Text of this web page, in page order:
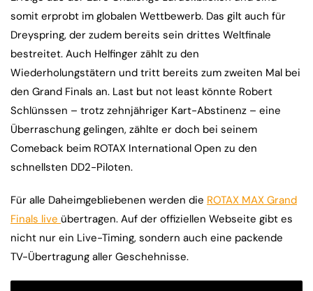
somit erprobt im globalen Wettbewerb. Das gilt auch für
Dreyspring, der zudem bereits sein drittes Weltfinale
bestreitet. Auch Helfinger zählt zu den
Wiederholungstätern und tritt bereits zum zweiten Mal bei
den Grand Finals an. Last but not least könnte Robert
Schlünssen – trotz zehnjähriger Kart-Abstinenz – eine
Überraschung gelingen, zählte er doch bei seinem
Comeback beim ROTAX International Open zu den
schnellsten DD2-Piloten.
Für alle Daheimgebliebenen werden die ROTAX MAX Grand
Finals live übertragen. Auf der offiziellen Webseite gibt es
nicht nur ein Live-Timing, sondern auch eine packende
TV-Übertragung aller Geschehnisse.